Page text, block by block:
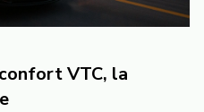
VTC, la